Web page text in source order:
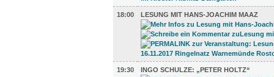
18:00 LESUNG MIT HANS-JOACHIM MAAZ
19:30 INGO SCHULZE: „PETER HOLTZ“